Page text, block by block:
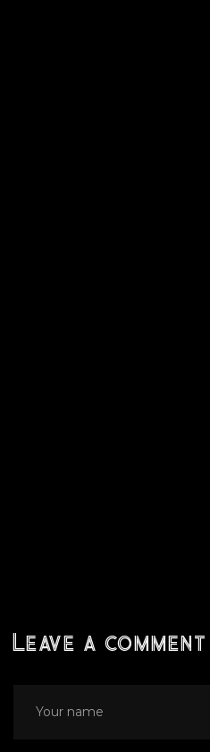
Leave a comment